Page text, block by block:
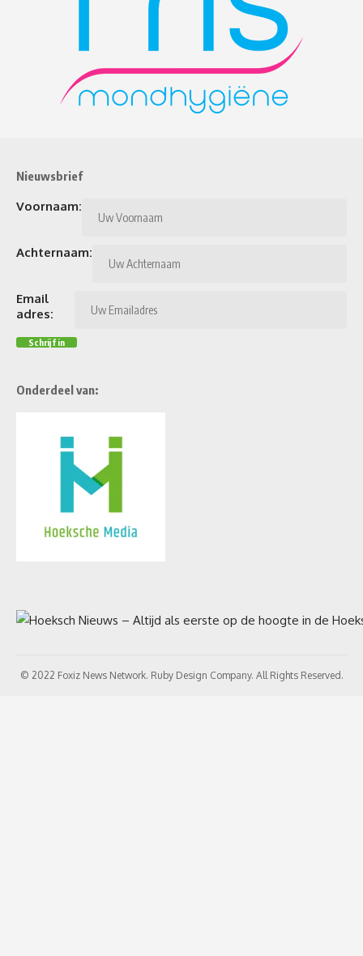
Nieuwsbrief
Voornaam:
Achternaam:
Email
adres:
Onderdeel van:
© 2022 Foxiz News Network. Ruby Design Company. All Rights Reserved.